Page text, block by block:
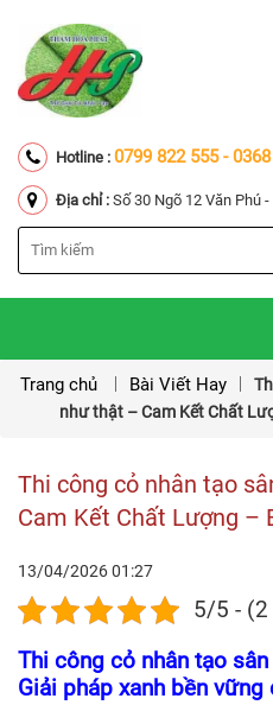
Hotline : 0799 822 555 -
Địa chỉ : Số 30 Ngõ 12 Văn Phú
Trang chủ Bài Viết Hay
như thật – Cam Kết Chất
Thi công cỏ nhân tạo
Cam Kết Chất Lượng –
13/04/202601:27
5/5 - (2
Thi công cỏ nhân tạo
Giải pháp xanh bền